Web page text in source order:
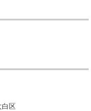
白区